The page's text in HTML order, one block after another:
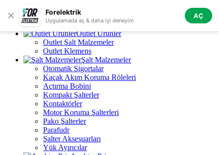
✕ Forelektrik
Uygulamada aç & daha iyi deneyim
AÇ
Skip to navigation Skip to main content
Tüm Kategoriler
Outlet Ürünler
Outlet Şalt Malzemeler
Outlet Klemens
Şalt Malzemeler
Otomatik Sigortalar
Kaçak Akım Koruma Röleleri
Açtırma Bobini
Kompakt Şalterler
Kontaktörler
Motor Koruma Şalterleri
Pako Şalterler
Parafudr
Şalter Aksesuarları
Yük Ayırıcılar